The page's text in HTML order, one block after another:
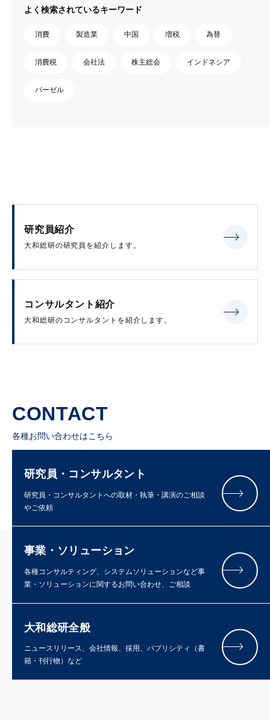
よく検索されているキーワード
消費 製造業 中国 増税 為替
消費税 会社法 株主総会 インドネシア
バーゼル
研究員紹介
大和総研の研究員を紹介します。
コンサルタント紹介
大和総研のコンサルタントを紹介します。
CONTACT
各種お問い合わせはこちら
研究員・コンサルタント
研究員・コンサルタントへの取材・執筆・講演のご相談
やご依頼
事業・ソリューション
各種コンサルティング、システムソリューションなど事
業・ソリューションに関するお問い合わせ、ご相談
大和総研全般
ニュースリリース、会社情報、採用、パブリシティ（書
籍・刊行物）など